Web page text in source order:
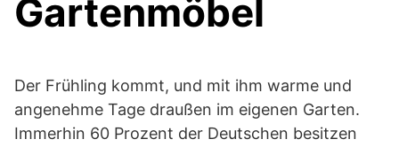
Gartenmöbel
Der Frühling kommt, und mit ihm warme und
angenehme Tage draußen im eigenen Garten.
Immerhin 60 Prozent der Deutschen besitzen